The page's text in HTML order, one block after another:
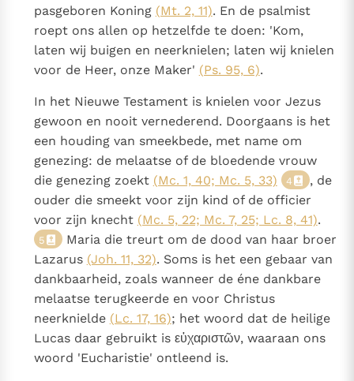
pasgeboren Koning (Mt. 2, 11). En de psalmist
roept ons allen op hetzelfde te doen: 'Kom,
laten wij buigen en neerknielen; laten wij knielen
voor de Heer, onze Maker' (Ps. 95, 6).
In het Nieuwe Testament is knielen voor Jezus
gewoon en nooit vernederend. Doorgaans is het
een houding van smeekbede, met name om
genezing: de melaatse of de bloedende vrouw
die genezing zoekt (Mc. 1, 40; Mc. 5, 33) 4
, de
ouder die smeekt voor zijn kind of de officier
voor zijn knecht (Mc. 5, 22; Mc. 7, 25; Lc. 8, 41).
5
Maria die treurt om de dood van haar broer
Lazarus (Joh. 11, 32). Soms is het een gebaar van
dankbaarheid, zoals wanneer de éne dankbare
melaatse terugkeerde en voor Christus
neerknielde (Lc. 17, 16); het woord dat de heilige
Lucas daar gebruikt is εὐχαριστῶν, waaraan ons
woord 'Eucharistie' ontleend is.